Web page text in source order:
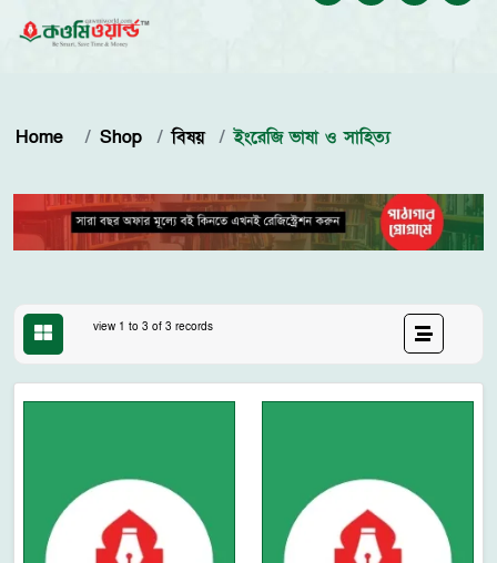
Home Shop বিষয় ইংরেজি ভাষা ও সাহিত্য
view 1 to 3 of 3 records